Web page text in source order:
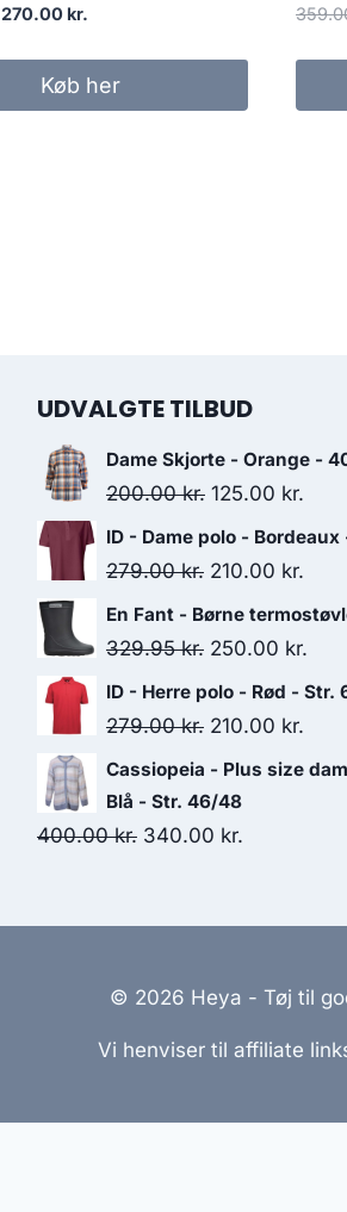
Original
359.00 kr..
270.00 kr.Current
270.00 kr..
Køb her
UDVALGTE TILBUD
Dame Skjorte - Orange -
200.00kr. Original
price
was:
125.00 kr.
price
ID - Dame polo - Bordeaux
279.00kr. Original
price
was:
210.00 kr.
En Fant - Børne
329.95kr. Original
price
was:
250.00 kr.
ID - Herre polo - Rød - Str.
279.00kr. Original
price
was:
279.00 kr..
210.00 kr.
Cassiopeia - Plus size
Blå - Str. 46/48
400.00kr. Original
340.00 kr.
© 2026 Heya - Tøj til
Vi henviser til affiliate